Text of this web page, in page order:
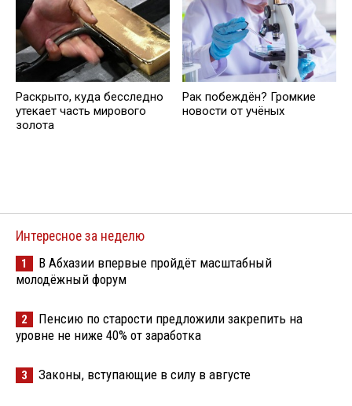
Раскрыто, куда бесследно
утекает часть мирового
золота
Рак побеждён? Громкие
новости от учёных
Интересное за неделю
1
В Абхазии впервые пройдёт масштабный
молодёжный форум
2
Пенсию по старости предложили закрепить на
уровне не ниже 40% от заработка
3 Законы, вступающие в силу в августе